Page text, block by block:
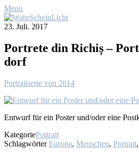
Menü
23. Juli. 2017
Port­re­te din Ri­chiș –
dorf
Por­trait­se­rie von 2014
Ent­wurf für ein Pos­ter und/oder ei­ne
KategoriePortrait
Schlagwörter Europa, Menschen, Portrait,